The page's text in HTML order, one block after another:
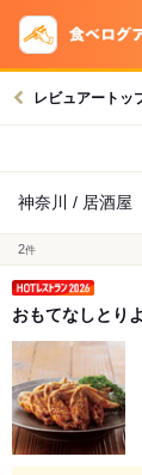
レビュアートッ
神奈川 / 居酒屋
2件
おもてなしとり